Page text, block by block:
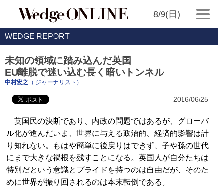
8/9(日)
WEDGE REPORT
未知の領域に踏み込んだ英国
EU離脱で迷い込む長く暗いトンネル
中村宏之 （ ジャーナリスト）
2016/06/25
英国民の決断であり、内政の問題ではあるが、グローバ
ル化が進んだいま、世界に与える政治的、経済的影響は計
り知れない。もはや簡単に後戻りはできず、子や孫の世代
にまで大きな禍根を残すことになる。英国人が自分たちは
特別だという意識とプライドを持つのは自由だが、そのた
めに世界が振り回されるのは本末転倒である。